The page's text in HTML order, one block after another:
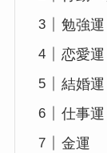
勉強運
恋愛運
結婚運
仕事運
金運